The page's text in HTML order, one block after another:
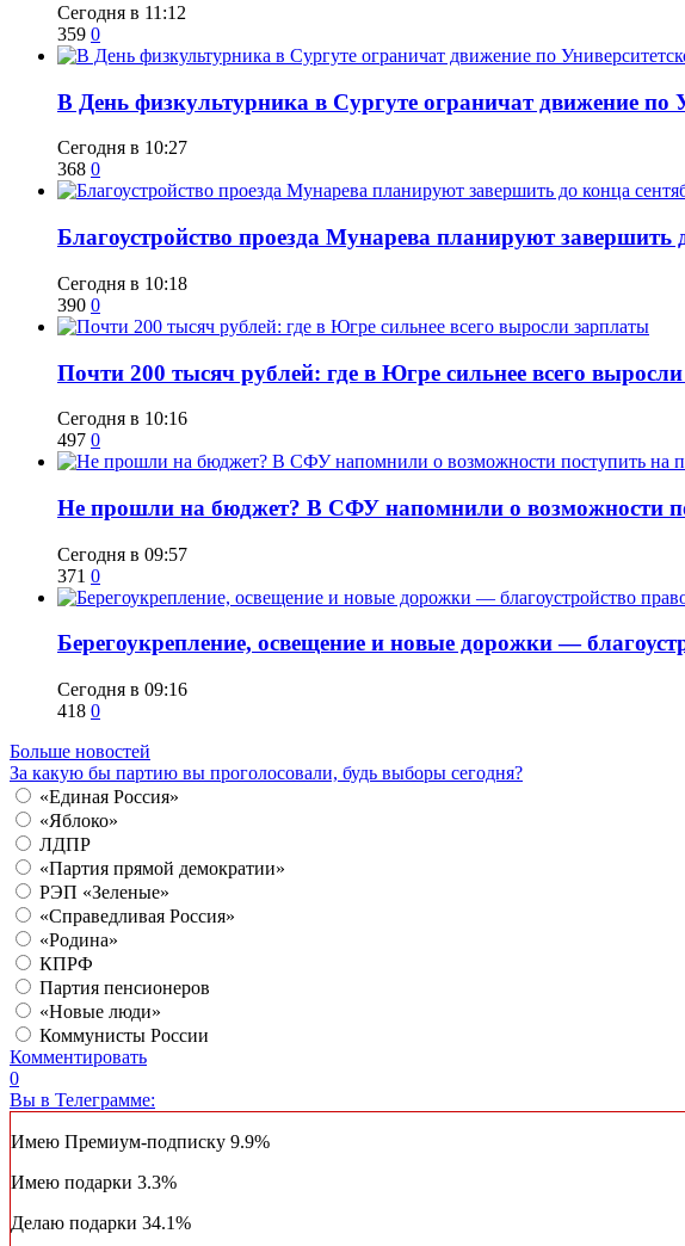
Сегодня в 11:12
359 0
​В День физкультурника в Сургуте ограничат движение по
Сегодня в 10:27
368 0
Благоустройство проезда Мунарева планируют завершить
Сегодня в 10:18
390 0
​Почти 200 тысяч рублей: где в Югре сильнее всего
Сегодня в 10:16
497 0
Не прошли на бюджет? В СФУ напомнили о возможности
Сегодня в 09:57
371 0
Берегоукрепление, освещение и новые дорожки —
Сегодня в 09:16
418 0
Больше новостей
За какую бы партию вы проголосовали, будь выборы сегодня?
«Единая Россия»
«Яблоко»
ЛДПР
«Партия прямой демократии»
РЭП «Зеленые»
«Справедливая Россия»
«Родина»
КПРФ
Партия пенсионеров
«Новые люди»
Коммунисты России
Комментировать
0
Вы в Телеграмме:
Имею Премиум-подписку 9.9%
Имею подарки 3.3%
Делаю подарки 34.1%